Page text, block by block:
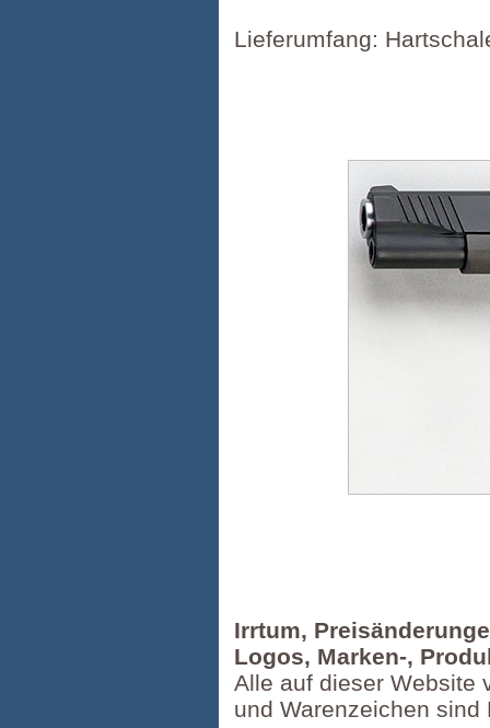
Lieferumfang:
Irrtum,
Logos, Marken-,
Alle auf dieser Website
und Warenzeichen